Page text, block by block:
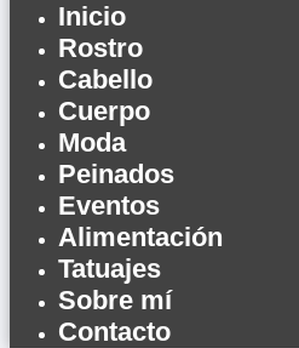
Inicio
Rostro
Cabello
Cuerpo
Moda
Peinados
Eventos
Alimentación
Tatuajes
Sobre mí
Contacto